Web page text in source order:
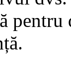
pentru